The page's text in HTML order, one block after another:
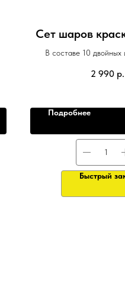
Сет шаров
В составе 10 двойных
2 990 р.
Подробнее
Быстрый